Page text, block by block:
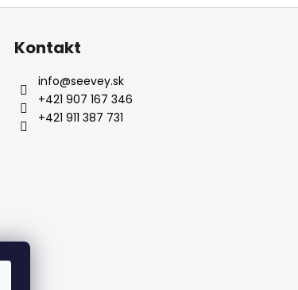
Kontakt
info@seevey.sk
+421 907 167 346
+421 911 387 731